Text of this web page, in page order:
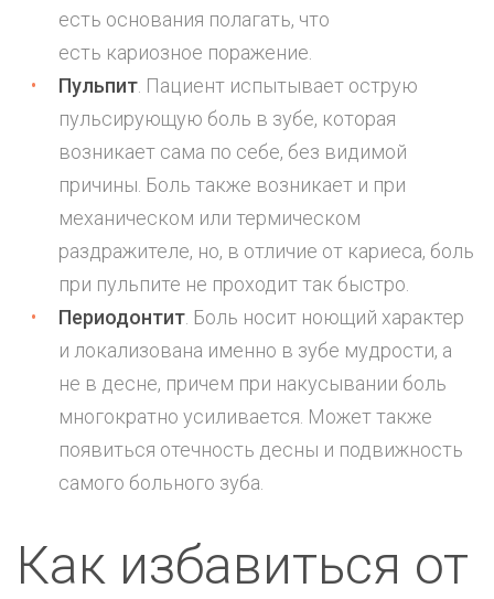
есть основания полагать, что
есть кариозное поражение.
Пульпит. Пациент испытывает острую
пульсирующую боль в зубе, которая
возникает сама по себе, без видимой
причины. Боль также возникает и при
механическом или термическом
раздражителе, но, в отличие от кариеса, боль
при пульпите не проходит так быстро.
Периодонтит. Боль носит ноющий характер
и локализована именно в зубе мудрости, а
не в десне, причем при накусывании боль
многократно усиливается. Может также
появиться отечность десны и подвижность
самого больного зуба.
Как избавиться от